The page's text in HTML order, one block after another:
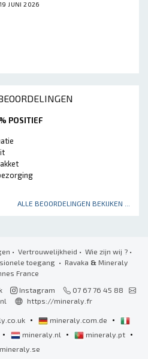
JUNI 2026
POSITIEF
ALLE BEOORDELINGEN BEKIJKEN ...
• Vertrouwelijkheid • Wie zijn wij ? •
toegang • Ravaka & Mineraly
France
Instagram
07 67 76 45 88
https://mineraly.fr
• mineraly.com.de •
• mineraly.nl • mineraly.pt •